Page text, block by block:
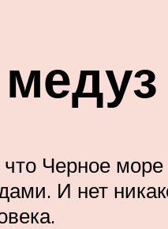
Черное море
И нет